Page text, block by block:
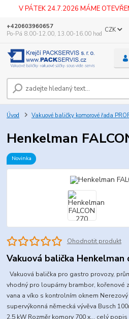
V PÁTEK 24.7.2026 MÁME
CZK
+420603960657
Po-Pá 8.00-12.00, 13.00-16.00 hod
Úvod Vakuové baličky komorové řada
Henkelman
Novinka
Ohodnotit produkt
Vakuová balička
Vakuová balička pro gastro provozy,
vhodný pro loupárny brambor, kořenové
vana a víko s kontrolním oknem
supervýkonná německá vývěva Busch
2,5 kW Rozměr komory 700 x... celý popis